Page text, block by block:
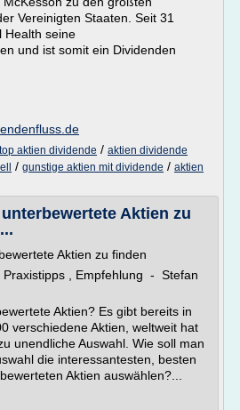
Vereinigten Staaten. Seit 31
Health seine
und ist somit ein Dividenden
top aktien dividende / aktien dividende
/ gunstige aktien mit dividende / aktien
Aktien zu
Aktien zu finden
, Empfehlung - Stefan
Aktien? Es gibt bereits in
verschiedene Aktien, weltweit hat
unendliche Auswahl. Wie soll man
die interessantesten, besten
Aktien auswählen?...